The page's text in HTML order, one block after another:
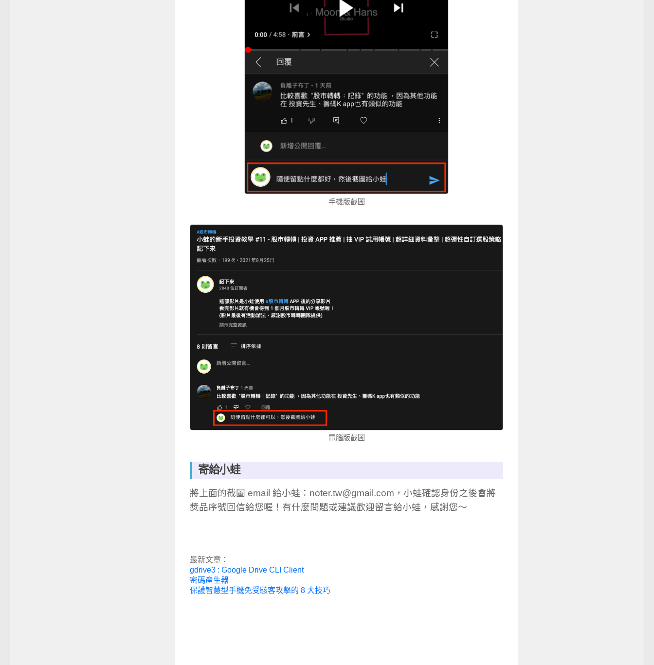
手機版截圖
電腦版截圖
寄給小蛙
將上面的截圖 email 給小蛙： noter.tw@gmail.com ，小蛙確認身份之後會將
獎品序號回信給您喔！有什麼問題或建議歡迎留言給小蛙，感謝您～
最新文章：
gdrive3 : Google Drive CLI Client
密碼產生器
保護智慧型手機免受駭客攻擊的 8 大技巧